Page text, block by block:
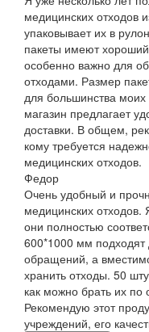
медицинских отходов
упаковывает их в
пакеты имеют хороший
особенно важно для
отходами. Размер
для большинства
магазин предлагает
доставки. В общем,
кому требуется
медицинских отходов.
Федор
Очень удобный и
медицинских отходов.
они полностью
600*1000 мм
обращений, а
хранить отходы. 50
как можно брать их по
Рекомендую этот
учреждений, его